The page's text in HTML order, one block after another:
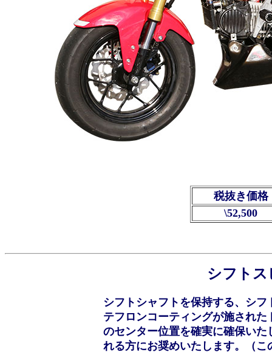
税抜き価格
\52,500
シフト
シフトシャフトを保持する、シ
テフロンコーティングが施され
のセンター位置を確実に確保い
れる方にお奨めいたします。（